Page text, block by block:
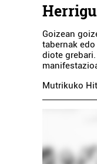
Goizean
tabernak
diote
Mutrikuko